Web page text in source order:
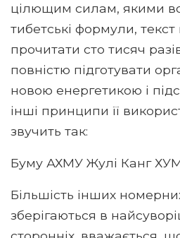
цілющим силам, якими
тибетські формули, текст
прочитати сто тисяч
повністю підготувати
новою енергетикою і
інші принципи її
звучить так:
Буму АХМУ Жулі Канг
Більшість інших
зберігаються в